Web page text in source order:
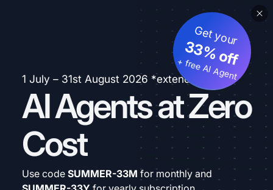
1 July – 31st August 2026 *extended
AI Agents at Zero
Cost
Get your
33% off
+ free AI Agent
Use code SUMMER-33M for monthly and